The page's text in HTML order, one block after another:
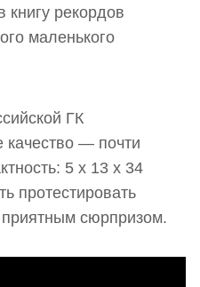
книгу рекордов
маленького
ГК
качество — почти
5 х 13 х 34
протестировать
сюрпризом.